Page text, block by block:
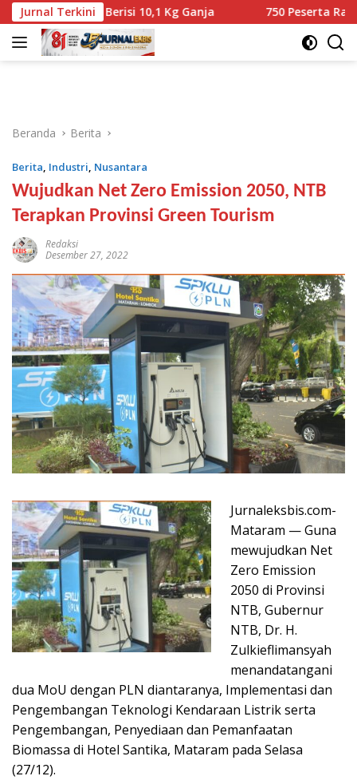
Langsung
ke
konten
Jurnal Terkini
Berisi 10,1 Kg Ganja 750 Peserta Ramaikan Fun
Beranda Berita
Berita, Industri, Nusantara
Wujudkan Net Zero Emission 2050, NTB
Terapkan Provinsi Green Tourism
Redaksi
Desember 27, 2022
Jurnaleksbis.com-
Mataram — Guna
mewujudkan Net
Zero Emission
2050 di Provinsi
NTB, Gubernur
NTB, Dr. H.
Zulkieflimansyah
menandatangani
dua MoU dengan PLN diantaranya, Implementasi dan
Pengembangan Teknologi Kendaraan Listrik serta
Pengembangan, Penyediaan dan Pemanfaatan
Biomassa di Hotel Santika, Mataram pada Selasa
(27/12).